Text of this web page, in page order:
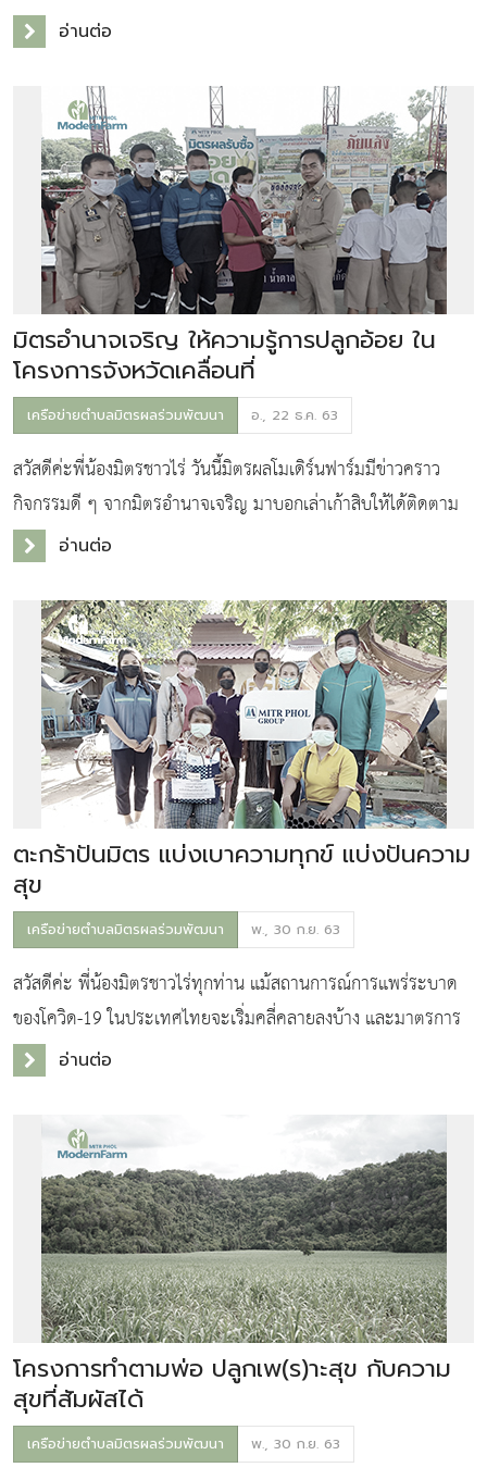
แล้ง ผลผลิตทางการเกษตรลดลง แล้วยังมีวิกฤติการแพร่ระบาดของ
อ่านต่อ
มิตรอำนาจเจริญ ให้ความรู้การปลูกอ้อย ใน
โครงการจังหวัดเคลื่อนที่
เครือข่ายตำบลมิตรผลร่วมพัฒนา อ., 22 ธ.ค. 63
สวัสดีค่ะพี่น้องมิตรชาวไร่ วันนี้มิตรผลโมเดิร์นฟาร์มมีข่าวคราว
กิจกรรมดี ๆ จากมิตรอำนาจเจริญ มาบอกเล่าเก้าสิบให้ได้ติดตาม
กันค่ะ อ่านต่อ
ตะกร้าปันมิตร แบ่งเบาความทุกข์ แบ่งปันความ
สุข
เครือข่ายตำบลมิตรผลร่วมพัฒนา พ., 30 ก.ย. 63
สวัสดีค่ะ พี่น้องมิตรชาวไร่ทุกท่าน แม้สถานการณ์การแพร่ระบาด
ของโควิด-19 ในประเทศไทยจะเริ่มคลี่คลายลงบ้าง และมาตรการ
ผ่อนปรนระยะต่าง ๆ ของรัฐบาลก็อนุญาตให้ประชาชนกลับมาใช้
อ่านต่อ
โครงการทำตามพ่อ ปลูกเพ(ร)าะสุข กับความ
สุขที่สัมผัสได้
เครือข่ายตำบลมิตรผลร่วมพัฒนา พ., 30 ก.ย. 63